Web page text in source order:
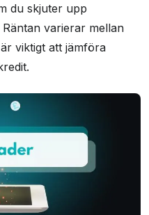
du skjuter upp
varierar mellan
viktigt att jämföra